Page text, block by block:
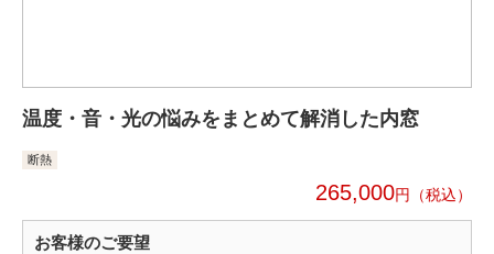
温度・音・光の悩みをまとめて解消した内窓
断熱
265,000円
お客様のご要望